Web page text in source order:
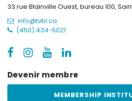
33 rue Blainville Ouest, bureau 100,
info@tvbl.ca
(450) 434-5021
Devenir membre
MEMBERSHIP